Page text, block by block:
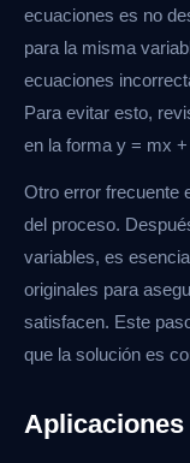
ecuaciones es no
para la misma
ecuaciones
Para evitar esto,
en la forma y = mx
Otro error frecuente
del proceso.
variables, es
originales para
satisfacen. Este
que la solución es
Aplicaciones